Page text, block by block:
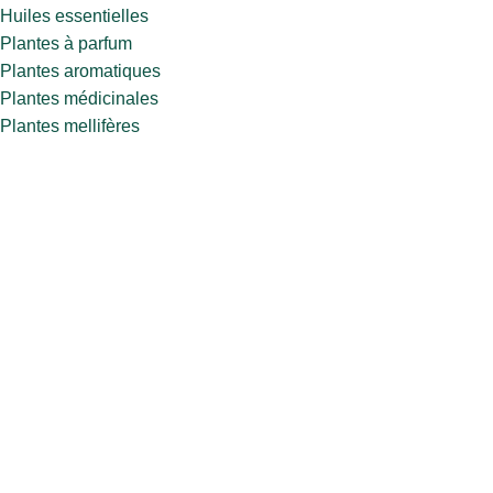
Huiles essentielles
Plantes à parfum
Plantes aromatiques
Plantes médicinales
Plantes mellifères